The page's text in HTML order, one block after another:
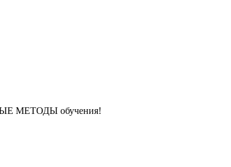
МЕТОДЫ обучения!